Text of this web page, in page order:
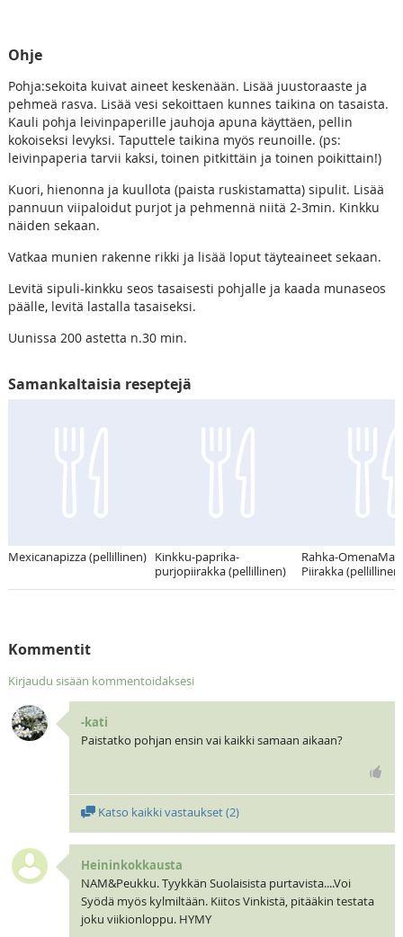
Ohje
Pohja:sekoita kuivat aineet keskenään. Lisää juustoraaste ja
pehmeä rasva. Lisää vesi sekoittaen kunnes taikina on tasaista.
Kauli pohja leivinpaperille jauhoja apuna käyttäen, pellin
kokoiseksi levyksi. Taputtele taikina myös reunoille. (ps:
leivinpaperia tarvii kaksi, toinen pitkittäin ja toinen poikittain!)
Kuori, hienonna ja kuullota (paista ruskistamatta) sipulit. Lisää
pannuun viipaloidut purjot ja pehmennä niitä 2-3min. Kinkku
näiden sekaan.
Vatkaa munien rakenne rikki ja lisää loput täyteaineet sekaan.
Levitä sipuli-kinkku seos tasaisesti pohjalle ja kaada munaseos
päälle, levitä lastalla tasaiseksi.
Uunissa 200 astetta n.30 min.
Samankaltaisia reseptejä
Mexicanapizza (pellillinen) Kinkku-paprika-
purjopiirakka (pellillinen)
Rahka-
Piirakka (pellillinen)
Kommentit
Kirjaudu sisään kommentoidaksesi
-kati
Paistatko pohjan ensin vai kaikki samaan aikaan?
Katso kaikki vastaukset (2)
Heininkokkausta
NAM&Peukku. Tyykkän Suolaisista purtavista....Voi
Syödä myös kylmiltään. Kiitos Vinkistä, pitääkin testata
joku viikionloppu. HYMY